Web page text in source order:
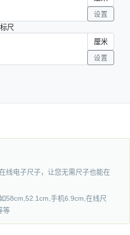
线电子尺子，让您无需尺子也能在
58cm,52.1cm,手机6.9cm,在线尺
等